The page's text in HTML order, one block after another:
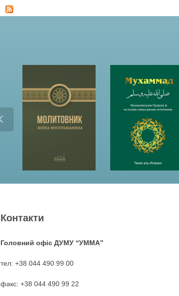
Контакти
Головний офіс ДУМУ “УММА”
тел: +38 044 490 99 00
факс: +38 044 490 99 22